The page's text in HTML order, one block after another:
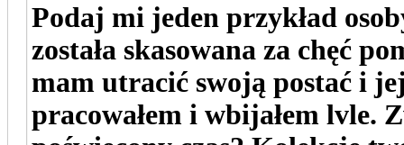
Podaj mi jeden przykład
została skasowana za chęć
mam utracić swoją postać i
pracowałem i wbijałem lvle.